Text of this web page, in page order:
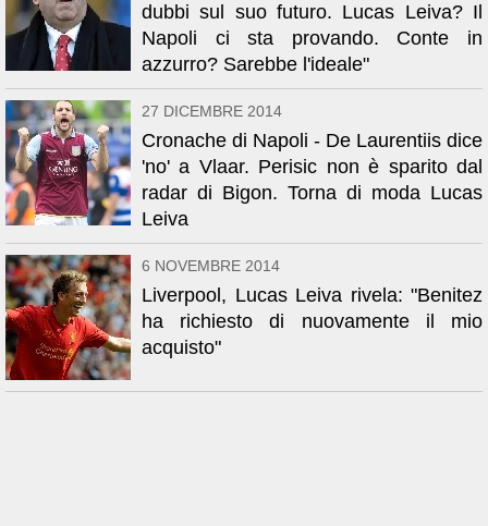
dubbi sul suo futuro. Lucas Leiva? Il
Napoli ci sta provando. Conte in
azzurro? Sarebbe l'ideale"
27 DICEMBRE 2014
Cronache di Napoli - De Laurentiis dice
'no' a Vlaar. Perisic non è sparito dal
radar di Bigon. Torna di moda Lucas
Leiva
6 NOVEMBRE 2014
Liverpool, Lucas Leiva rivela: "Benitez
ha richiesto di nuovamente il mio
acquisto"